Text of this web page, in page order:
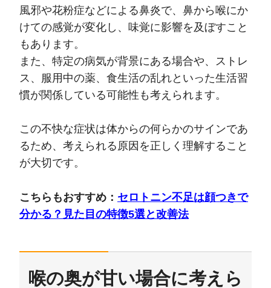
風邪や花粉症などによる鼻炎で、鼻から喉にか
けての感覚が変化し、味覚に影響を及ぼすこと
もあります。
また、特定の病気が背景にある場合や、ストレ
ス、服用中の薬、食生活の乱れといった生活習
慣が関係している可能性も考えられます。
この不快な症状は体からの何らかのサインであ
るため、考えられる原因を正しく理解すること
が大切です。
こちらもおすすめ： セロトニン不足は顔つきで
分かる？見た目の特徴5選と改善法
喉の奥が甘い場合に考えら